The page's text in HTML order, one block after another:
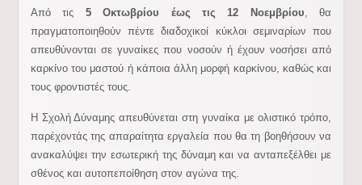
Από τις 5 Οκτωβρίου έως τις 12 Νοεμβρίου, θα
πραγματοποιηθούν πέντε διαδοχικοί κύκλοι σεμιναρίων που
απευθύνονται σε γυναίκες που νοσούν ή έχουν νοσήσει από
καρκίνο του μαστού ή κάποια άλλη μορφή καρκίνου, καθώς και
τους φροντιστές τους.
Η Σχολή Δύναμης απευθύνεται στη γυναίκα με ολιστικό τρόπο,
παρέχοντάς της απαραίτητα εργαλεία που θα τη βοηθήσουν να
ανακαλύψει την εσωτερική της δύναμη και να ανταπεξέλθει με
σθένος και αυτοπεποίθηση στον αγώνα της.